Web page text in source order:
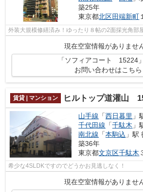
築25年
東京都北区田端新町
外装大規模修繕済み！ゆったり８帖の2面採光角部
現在空室情報がありませ
「ソフィアコート 15224
お問い合わせはこちら
賃貸 | マンション ヒルトップ道灌山
山手線 「西日暮里 」
千代田線 「千駄木 」
南北線 「本駒込 」駅
築36年
東京都文京区千駄木
希少な4SLDKですのでどうかお見逃しなく！
現在空室情報がありませ